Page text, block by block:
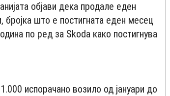
објави дека продале еден
што е постигната еден месец
по ред за Skoda како постигнува
испорачано возило од јануари до